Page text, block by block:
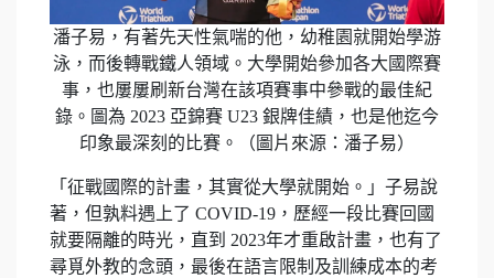
潘子易，有著先天性氣喘的他，幼稚園就開始學游
泳，而後轉戰鐵人領域。大學開始參加各大國際賽
事，也屢屢刷新台灣在該項賽事中參戰的最佳紀
錄。圖為 2023 亞錦賽 U23 銀牌佳績，也是他迄今
印象最深刻的比賽。（圖片來源：潘子易）
「征戰國際的計畫，其實從大學就開始。」子易說
著，但孰料遇上了 COVID-19，歷經一段比賽回國
就要隔離的時光，直到 2023年才重啟計畫，也有了
尋覓外教的念頭，最後在語言限制及訓練成本的考